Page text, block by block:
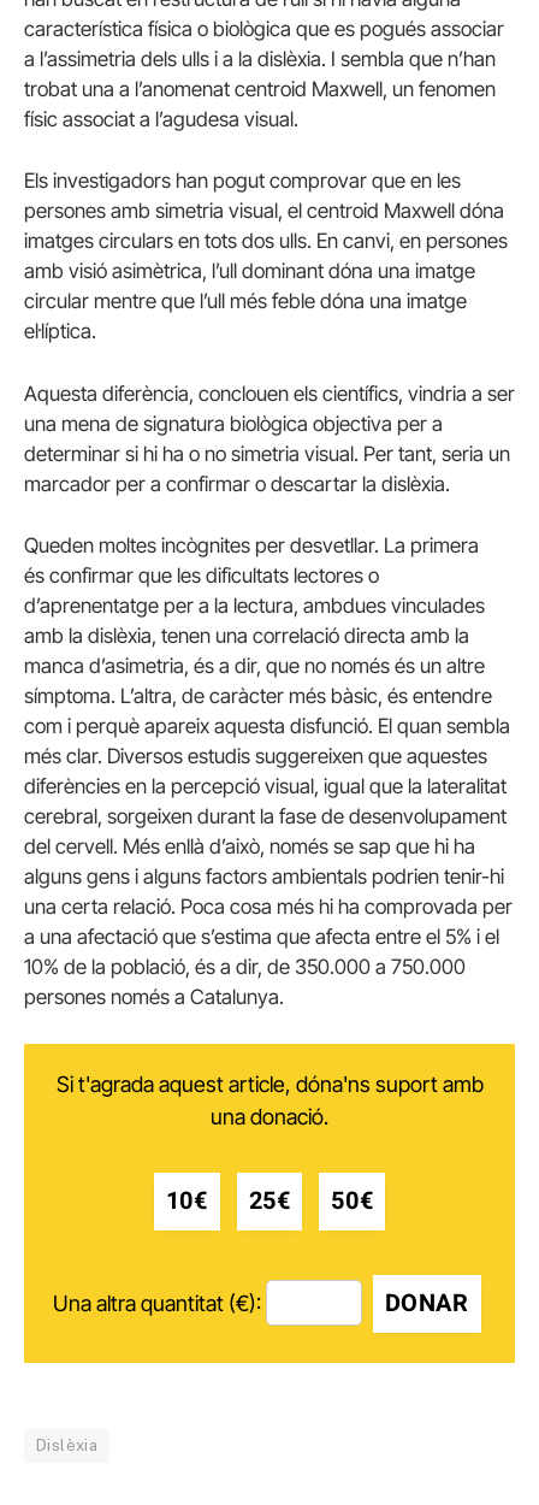
característica física o biològica que es pogués associar
a l’assimetria dels ulls i a la dislèxia. I sembla que n’han
trobat una a l’anomenat centroid Maxwell, un fenomen
físic associat a l’agudesa visual.
Els investigadors han pogut comprovar que en les
persones amb simetria visual, el centroid Maxwell dóna
imatges circulars en tots dos ulls. En canvi, en persones
amb visió asimètrica, l’ull dominant dóna una imatge
circular mentre que l’ull més feble dóna una imatge
el·líptica.
Aquesta diferència, conclouen els científics, vindria a ser
una mena de signatura biològica objectiva per a
determinar si hi ha o no simetria visual. Per tant, seria un
marcador per a confirmar o descartar la dislèxia.
Queden moltes incògnites per desvetllar. La primera
és confirmar que les dificultats lectores o
d’aprenentatge per a la lectura, ambdues vinculades
amb la dislèxia, tenen una correlació directa amb la
manca d’asimetria, és a dir, que no només és un altre
símptoma. L’altra, de caràcter més bàsic, és entendre
com i perquè apareix aquesta disfunció. El quan sembla
més clar. Diversos estudis suggereixen que aquestes
diferències en la percepció visual, igual que la lateralitat
cerebral, sorgeixen durant la fase de desenvolupament
del cervell. Més enllà d’això, només se sap que hi ha
alguns gens i alguns factors ambientals podrien tenir-hi
una certa relació. Poca cosa més hi ha comprovada per
a una afectació que s’estima que afecta entre el 5% i el
10% de la població, és a dir, de 350.000 a 750.000
persones només a Catalunya.
Si t'agrada aquest article, dóna'ns suport amb
una donació.
10€ 25€ 50€
Una altra quantitat (€): DONAR
Dislèxia